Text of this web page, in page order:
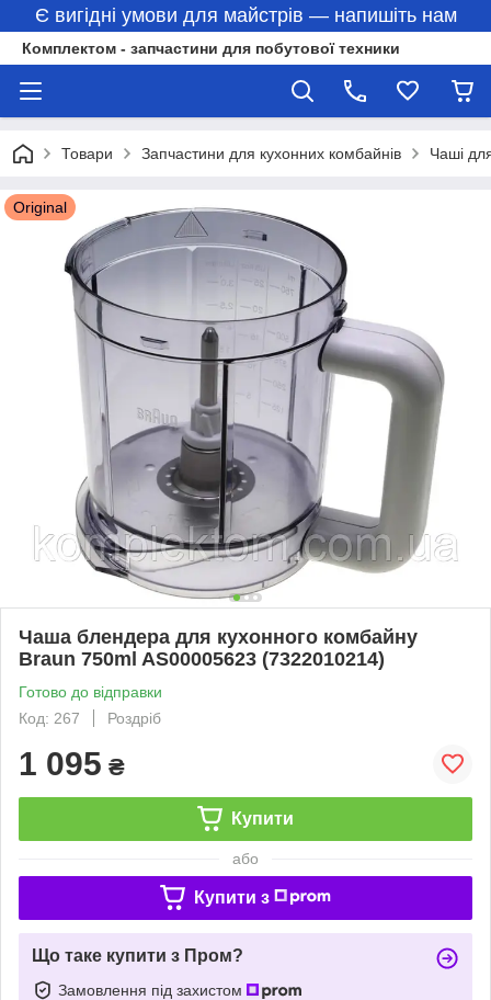
Є вигідні умови для майстрів — напишіть нам
Комплектом - запчастини для побутової техники
Товари Запчастини для кухонних комбайнів Чаші
Original
Чаша блендера для кухонного комбайну
Braun 750ml AS00005623 (7322010214)
Готово до відправки
Код: 267
Роздріб
1 095 ₴
Купити
або
Купити з
Що таке купити з Пром?
Замовлення під захистом